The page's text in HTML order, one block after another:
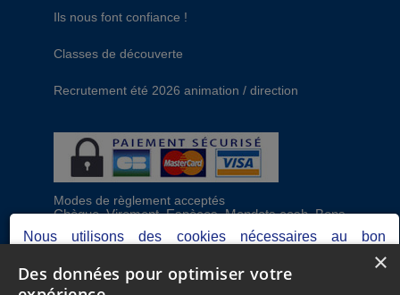
Ils nous font confiance !
Classes de découverte
Recrutement été 2026 animation / direction
Modes de règlement acceptés
Chèque, Virement, Espèces, Mandats cash, Bons
CAF, Conseil général, Chèques vacances, Carte
bancaire, Prise en charge reçu sans règlement,
Nous utilisons des cookies nécessaires au bon
fonctionnement du site, ainsi que d'autres permettant de
réaliser des analyses pour optimiser votre expérience.×
Des données pour optimiser votre